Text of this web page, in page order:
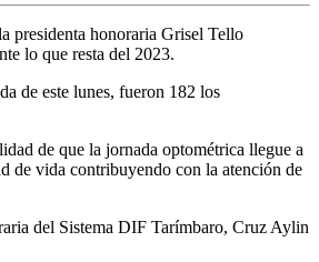
presidenta honoraria Grisel Tello
lo que resta del 2023.
de este lunes, fueron 182 los
de que la jornada optométrica llegue a
de vida contribuyendo con la atención de
del Sistema DIF Tarímbaro, Cruz Aylin